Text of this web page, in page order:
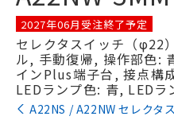
2027年06月受注終了予定
セレクタスイッチ（φ22
ル, 手動復帰, 操作部色:
インPlus端子台, 接点構
LEDランプ色: 青, LEDラ
A22NS / A22NW セレクタ